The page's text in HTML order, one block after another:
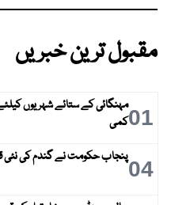
مقبول ترین خبریں
01مہنگائی کے ستائے شہریوں
کمی
04پنجاب حکومت نے گندم کی نئی